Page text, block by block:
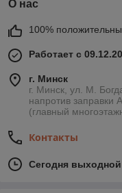
О нас
100%
Работает с
г. Минск
г. Минск, ул. М.
напротив заправки
(главный
Контакты
Сегодня выходной